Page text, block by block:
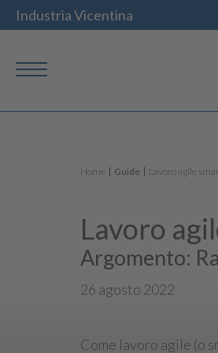
Industria Vicentina
Home Guide Lavoro agile
Lavoro
Argomento:
26 agosto 2022
Come lavoro agile (o